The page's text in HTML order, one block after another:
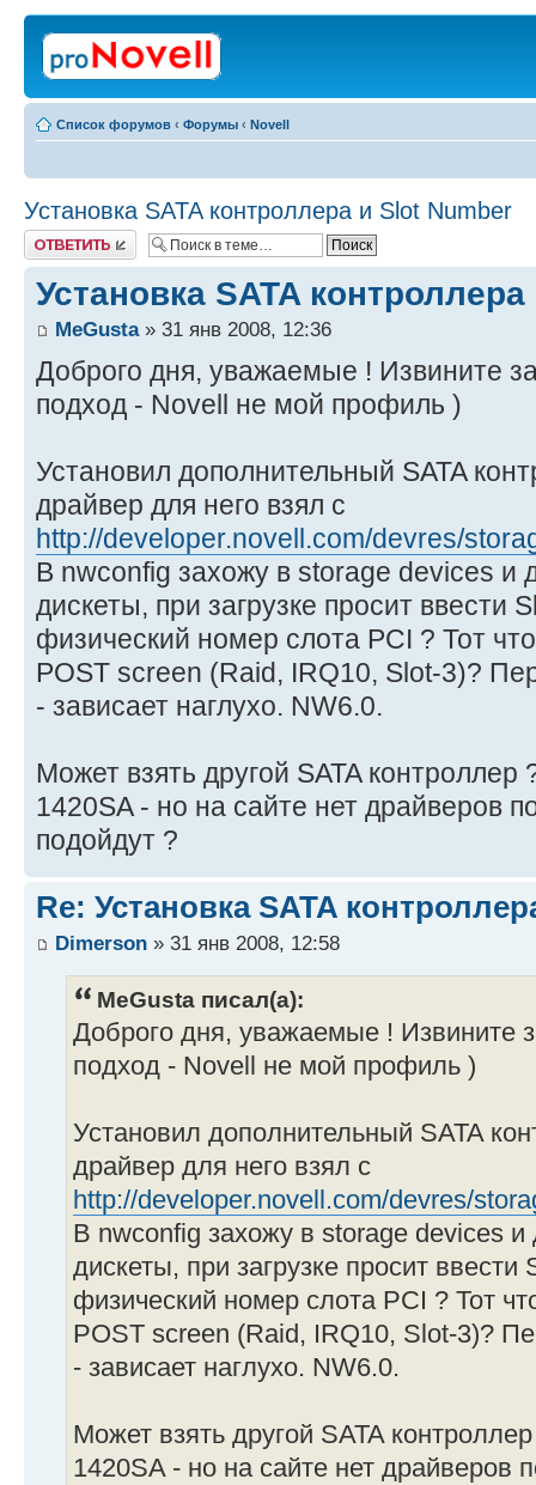
Список форумов ‹ Форумы ‹ Novell
Установка SATA контроллера и Slot Number
Ответить
Установка SATA
MeGusta» 31 янв 2008, 12:36
Доброго дня, уважаемые ! Извините
подход - Novell не мой профиль )
Установил дополнительный SATA
драйвер для него взял с
http://developer.novell.com/devres/
В nwconfig захожу в storage devices и
дискеты, при загрузке просит ввести
физический номер слота PCI ? Тот
POST screen (Raid, IRQ10, Slot-3)?
- зависает наглухо. NW6.0.
Может взять другой SATA
1420SA - но на сайте нет драйверов
подойдут ?
Re: Установка SATA
Dimerson » 31 янв 2008, 12:58
MeGusta писал(а):
Доброго дня, уважаемые ! Извините
подход - Novell не мой профиль )
Установил дополнительный SATA
драйвер для него взял с
http://developer.novell.com/devres/
В nwconfig захожу в storage devices
дискеты, при загрузке просит
физический номер слота PCI ? Тот
POST screen (Raid, IRQ10, Slot-3)?
- зависает наглухо. NW6.0.
Может взять другой SATA
1420SA - но на сайте нет драйверов